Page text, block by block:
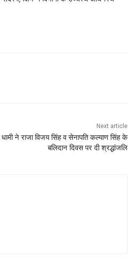
Next article
ने राजा विजय सिंह व सेनापति कल्याण सिंह के
बलिदान दिवस पर दी श्रद्धांजलि